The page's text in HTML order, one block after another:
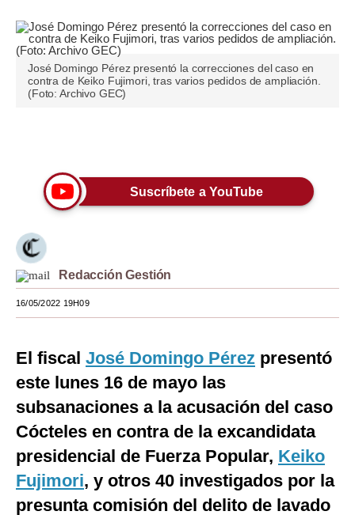
Pregunta de hoy
Blogs
Tendencias
Moda
Estilos
Mundo
EEUU
México
Internacional
Tecnología
Club del Suscriptor
Mix
G de Gestión
José Domingo Pérez presentó la correcciones del caso en
contra de Keiko Fujimori, tras varios pedidos de ampliación.
(Foto: Archivo GEC)
Suscríbete a YouTube
Redacción Gestión
16/05/2022 19H09
El fiscal José Domingo Pérez presentó
este lunes 16 de mayo las
subsanaciones a la acusación del caso
Cócteles en contra de la excandidata
presidencial de Fuerza Popular, Keiko
Fujimori, y otros 40 investigados por la
presunta comisión del delito de lavado